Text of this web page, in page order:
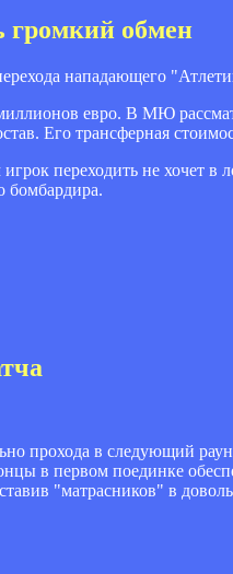
обмен
нападающего
евро. В МЮ
Его трансферная
переходить не хочет в
бомбардира.
прохода в следующий
в первом поединке
"матрасников" в